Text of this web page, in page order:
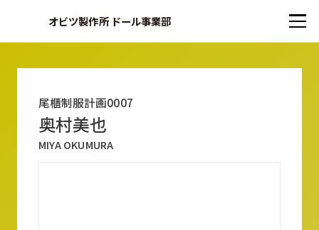
オビツ製作所 ドール事業部
尾櫃制服計画0007
奥村美也
MIYA OKUMURA